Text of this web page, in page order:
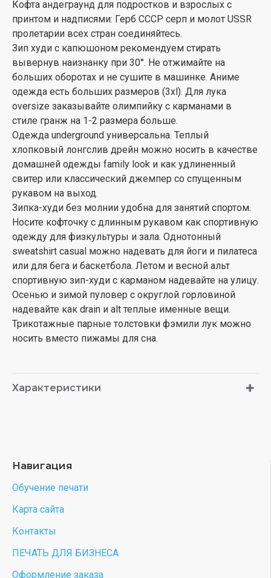
Кофта андеграунд для подростков и взрослых с
принтом и надписями: Герб СССР серп и молот USSR
пролетарии всех стран соединяйтесь.
Зип худи с капюшоном рекомендуем стирать
вывернув наизнанку при 30°. Не отжимайте на
больших оборотах и не сушите в машинке. Аниме
одежда есть больших размеров (3xl). Для лука
oversize заказывайте олимпийку с карманами в
стиле гранж на 1-2 размера больше.
Одежда underground универсальна. Теплый
хлопковый лонгслив дрейн можно носить в качестве
домашней одежды family look и как удлиненный
свитер или классический джемпер со спущенным
рукавом на выход.
Зипка-худи без молнии удобна для занятий спортом.
Носите кофточку с длинным рукавом как спортивную
одежду для физкультуры и зала. Однотонный
sweatshirt casual можно надевать для йоги и пилатеса
или для бега и баскетбола. Летом и весной альт
спортивную зип-худи с карманом надевайте на улицу.
Осенью и зимой пуловер с округлой горловиной
надевайте как drain и alt теплые именные вещи.
Трикотажные парные толстовки фэмили лук можно
носить вместо пижамы для сна.
Характеристики
Навигация
Обучение печати
Карта сайта
Контакты
ПЕЧАТЬ ДЛЯ БИЗНЕСА
Оформление заказа